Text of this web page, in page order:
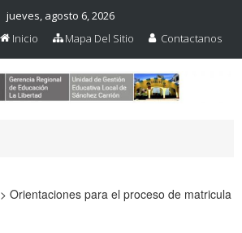
jueves, agosto 6, 2026
Inicio
Mapa Del Sitio Contactanos
> Orientaciones para el proceso de matricula